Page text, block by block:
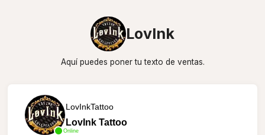
LovInk
Aquí puedes poner tu texto de ventas.
Online
LovInkTattoo
LovInk Tattoo